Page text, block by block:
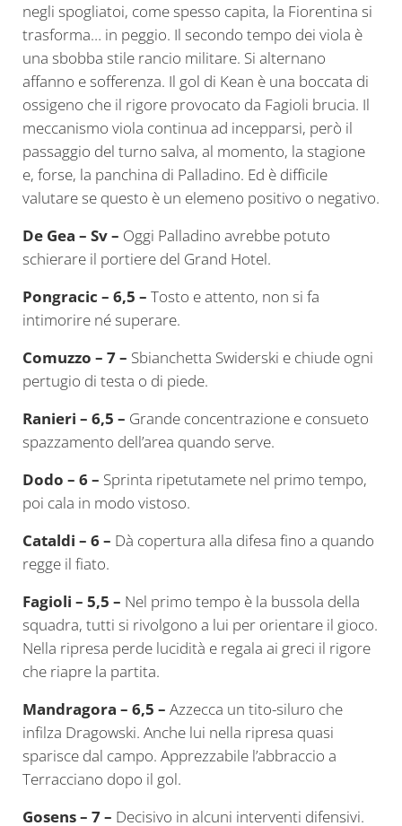
negli spogliatoi, come spesso capita, la Fiorentina si
trasforma… in peggio. Il secondo tempo dei viola è
una sbobba stile rancio militare. Si alternano
affanno e sofferenza. Il gol di Kean è una boccata di
ossigeno che il rigore provocato da Fagioli brucia. Il
meccanismo viola continua ad incepparsi, però il
passaggio del turno salva, al momento, la stagione
e, forse, la panchina di Palladino. Ed è difficile
valutare se questo è un elemeno positivo o negativo.
De Gea – Sv – Oggi Palladino avrebbe potuto
schierare il portiere del Grand Hotel.
Pongracic – 6,5 – Tosto e attento, non si fa
intimorire né superare.
Comuzzo – 7 – Sbianchetta Swiderski e chiude ogni
pertugio di testa o di piede.
Ranieri – 6,5 – Grande concentrazione e consueto
spazzamento dell’area quando serve.
Dodo – 6 – Sprinta ripetutamete nel primo tempo,
poi cala in modo vistoso.
Cataldi – 6 – Dà copertura alla difesa fino a quando
regge il fiato.
Fagioli – 5,5 – Nel primo tempo è la bussola della
squadra, tutti si rivolgono a lui per orientare il gioco.
Nella ripresa perde lucidità e regala ai greci il rigore
che riapre la partita.
Mandragora – 6,5 – Azzecca un tito-siluro che
infilza Dragowski. Anche lui nella ripresa quasi
sparisce dal campo. Apprezzabile l’abbraccio a
Terracciano dopo il gol.
Gosens – 7 – Decisivo in alcuni interventi difensivi.